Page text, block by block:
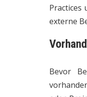
externe
Bevor